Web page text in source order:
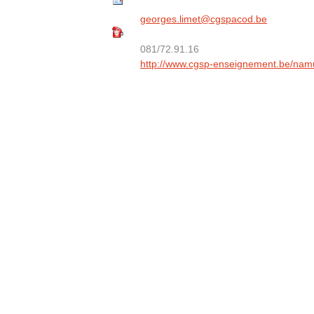
georges.limet@cgspacod.be
081/72.91.16
http://www.cgsp-enseignement.be/